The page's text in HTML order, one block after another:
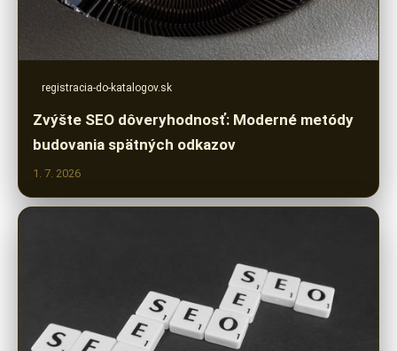
registracia-do-katalogov.sk
Zvýšte SEO dôveryhodnosť: Moderné metódy
budovania spätných odkazov
1. 7. 2026